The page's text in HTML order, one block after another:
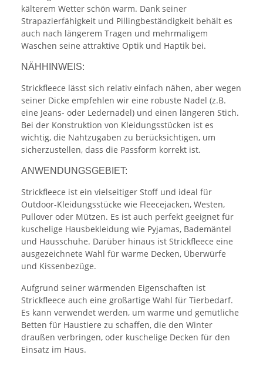
kälterem Wetter schön warm. Dank seiner
Strapazierfähigkeit und Pillingbeständigkeit behält es
auch nach längerem Tragen und mehrmaligem
Waschen seine attraktive Optik und Haptik bei.
NÄHHINWEIS:
Strickfleece lässt sich relativ einfach nähen, aber wegen
seiner Dicke empfehlen wir eine robuste Nadel (z.B.
eine Jeans- oder Ledernadel) und einen längeren Stich.
Bei der Konstruktion von Kleidungsstücken ist es
wichtig, die Nahtzugaben zu berücksichtigen, um
sicherzustellen, dass die Passform korrekt ist.
ANWENDUNGSGEBIET:
Strickfleece ist ein vielseitiger Stoff und ideal für
Outdoor-Kleidungsstücke wie Fleecejacken, Westen,
Pullover oder Mützen. Es ist auch perfekt geeignet für
kuschelige Hausbekleidung wie Pyjamas, Bademäntel
und Hausschuhe. Darüber hinaus ist Strickfleece eine
ausgezeichnete Wahl für warme Decken, Überwürfe
und Kissenbezüge.
Aufgrund seiner wärmenden Eigenschaften ist
Strickfleece auch eine großartige Wahl für Tierbedarf.
Es kann verwendet werden, um warme und gemütliche
Betten für Haustiere zu schaffen, die den Winter
draußen verbringen, oder kuschelige Decken für den
Einsatz im Haus.